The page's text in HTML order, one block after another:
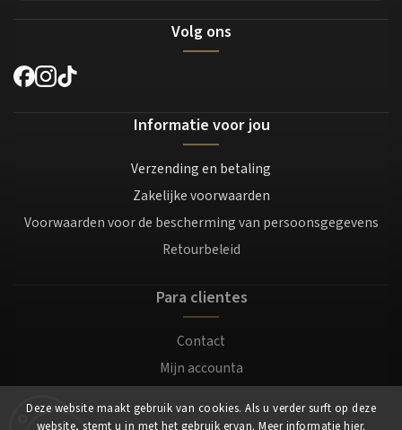
Deze website maakt gebruik van cookies. Als u verder surft op deze
website, stemt u in met het gebruik ervan. Meer informatie hier.
Volg ons
Informatie voor jou
Verzending en betaling
Zakelijke voorwaarden
Voorwaarden voor de bescherming van persoonsgegevens
Retourbeleid
Para clientes
Contact
Mijn accounta
Login